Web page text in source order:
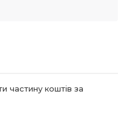
частину коштів за